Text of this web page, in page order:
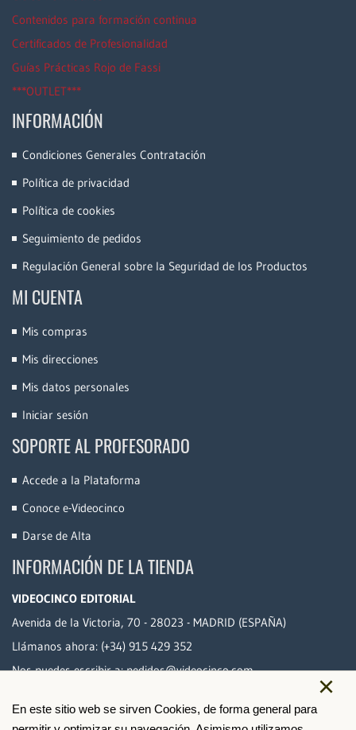
×
En este sitio web se sirven Cookies, de forma general para
Contenidos para formación continua
Certificados de Profesionalidad
Guías Prácticas Rojo de Fassi
***OUTLET***
INFORMACIÓN
Condiciones Generales Contratación
Política de privacidad
Política de cookies
Seguimiento de pedidos
Regulación General sobre la Seguridad de los Productos
MI CUENTA
Mis compras
Mis direcciones
Mis datos personales
Iniciar sesión
SOPORTE AL PROFESORADO
Accede a la Plataforma
Conoce e-Videocinco
Darse de Alta
INFORMACIÓN DE LA TIENDA
VIDEOCINCO EDITORIAL
Avenida de la Victoria, 70 - 28023 - MADRID (ESPAÑA)
Llámanos ahora: (+34) 915 429 352
Nos puedes escribir a:pedidos@videocinco.com
PAGO SEGURO